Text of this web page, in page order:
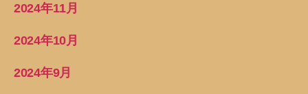
2024年11月
2024年10月
2024年9月